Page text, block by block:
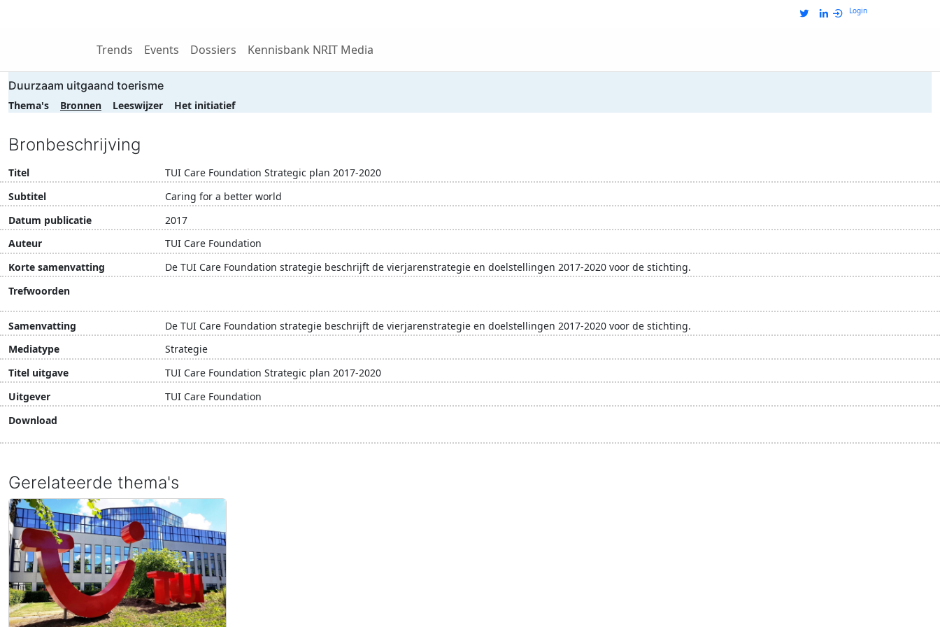
Login
Trends Events Dossiers Kennisbank NRIT Media
Duurzaam uitgaand toerisme
Thema's Bronnen Leeswijzer Het initiatief
Bronbeschrijving
Titel
TUI Care Foundation Strategic plan 2017-2020
Subtitel
Caring for a better world
Datum publicatie
2017
Auteur
TUI Care Foundation
Korte samenvatting
De TUI Care Foundation strategie beschrijft de vierjarenstrategie en doelstellingen 2017-2020 voor de stichting.
Trefwoorden
Samenvatting
De TUI Care Foundation strategie beschrijft de vierjarenstrategie en doelstellingen 2017-2020 voor de stichting.
Mediatype
Strategie
Titel uitgave
TUI Care Foundation Strategic plan 2017-2020
Uitgever
TUI Care Foundation
Download
Gerelateerde thema's